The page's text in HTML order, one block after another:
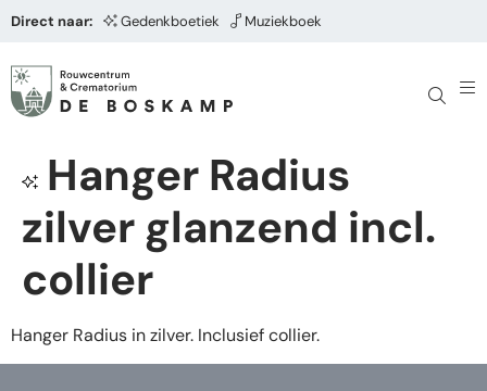
Direct naar: Gedenkboetiek Muziekboek
Hanger Radius
zilver glanzend incl.
collier
Hanger Radius in zilver. Inclusief collier.